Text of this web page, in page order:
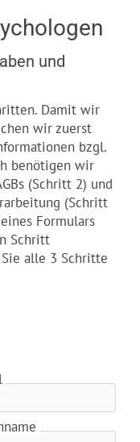
und
Damit wir
wir zuerst
bzgl.
benötigen wir
(Schritt 2) und
(Schritt
Formulars
Schritt
alle 3 Schritte